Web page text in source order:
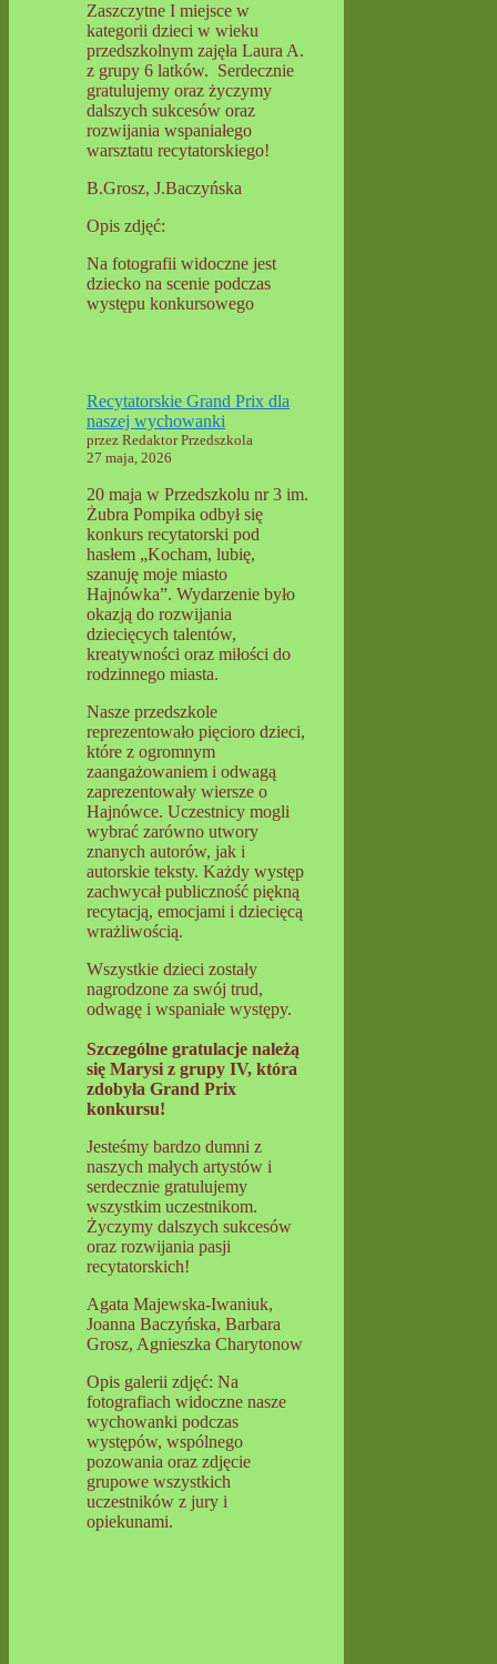
Zaszczytne I miejsce w
kategorii dzieci w wieku
przedszkolnym zajęła Laura A.
z grupy 6 latków. Serdecznie
gratulujemy oraz życzymy
dalszych sukcesów oraz
rozwijania wspaniałego
warsztatu recytatorskiego!
B.Grosz, J.Baczyńska
Opis zdjęć:
Na fotografii widoczne jest
dziecko na scenie podczas
występu konkursowego
Recytatorskie Grand Prix dla
naszej wychowanki
przez Redaktor Przedszkola
27 maja, 2026
20 maja w Przedszkolu nr 3 im.
Żubra Pompika odbył się
konkurs recytatorski pod
hasłem „Kocham, lubię,
szanuję moje miasto
Hajnówka”. Wydarzenie było
okazją do rozwijania
dziecięcych talentów,
kreatywności oraz miłości do
rodzinnego miasta.
Nasze przedszkole
reprezentowało pięcioro dzieci,
które z ogromnym
zaangażowaniem i odwagą
zaprezentowały wiersze o
Hajnówce. Uczestnicy mogli
wybrać zarówno utwory
znanych autorów, jak i
autorskie teksty. Każdy występ
zachwycał publiczność piękną
recytacją, emocjami i dziecięcą
wrażliwością.
Wszystkie dzieci zostały
nagrodzone za swój trud,
odwagę i wspaniałe występy.
Szczególne gratulacje należą
się Marysi z grupy IV, która
zdobyła Grand Prix
konkursu!
Jesteśmy bardzo dumni z
naszych małych artystów i
serdecznie gratulujemy
wszystkim uczestnikom.
Życzymy dalszych sukcesów
oraz rozwijania pasji
recytatorskich!
Agata Majewska-Iwaniuk,
Joanna Baczyńska, Barbara
Grosz, Agnieszka Charytonow
Opis galerii zdjęć: Na
fotografiach widoczne nasze
wychowanki podczas
występów, wspólnego
pozowania oraz zdjęcie
grupowe wszystkich
uczestników z jury i
opiekunami.